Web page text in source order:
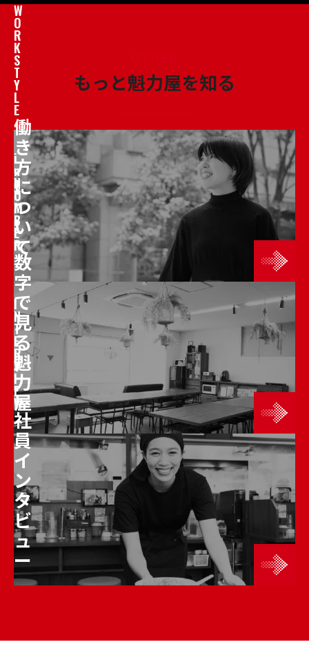
もっと魁力屋を知る
W
O
R
K
S
T
Y
L
E
働
き
方
に
つ
い
て
i
n
N
U
M
B
E
R
数
字
で
見
る
魁
力
屋
I
N
T
E
R
V
I
E
W
社
員
イ
ン
タ
ビ
ュ
ー